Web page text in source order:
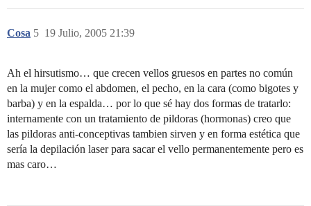
Cosa 19 Julio, 2005 21:39
5
Ah el hirsutismo… que crecen vellos gruesos en partes no común
en la mujer como el abdomen, el pecho, en la cara (como bigotes y
barba) y en la espalda… por lo que sé hay dos formas de tratarlo:
internamente con un tratamiento de pildoras (hormonas) creo que
las pildoras anti-conceptivas tambien sirven y en forma estética que
sería la depilación laser para sacar el vello permanentemente pero es
mas caro…